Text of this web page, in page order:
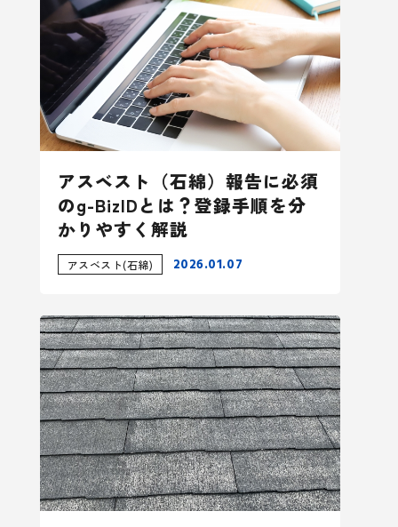
アスベスト（石綿）報告に必須
のg-BizIDとは？登録手順を分
かりやすく解説
アスベスト(石綿) 2026.01.07